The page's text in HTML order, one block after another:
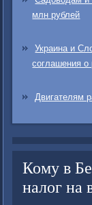
млн рублей
Украина и
соглашения о
Двигателям
Кому в
налог на